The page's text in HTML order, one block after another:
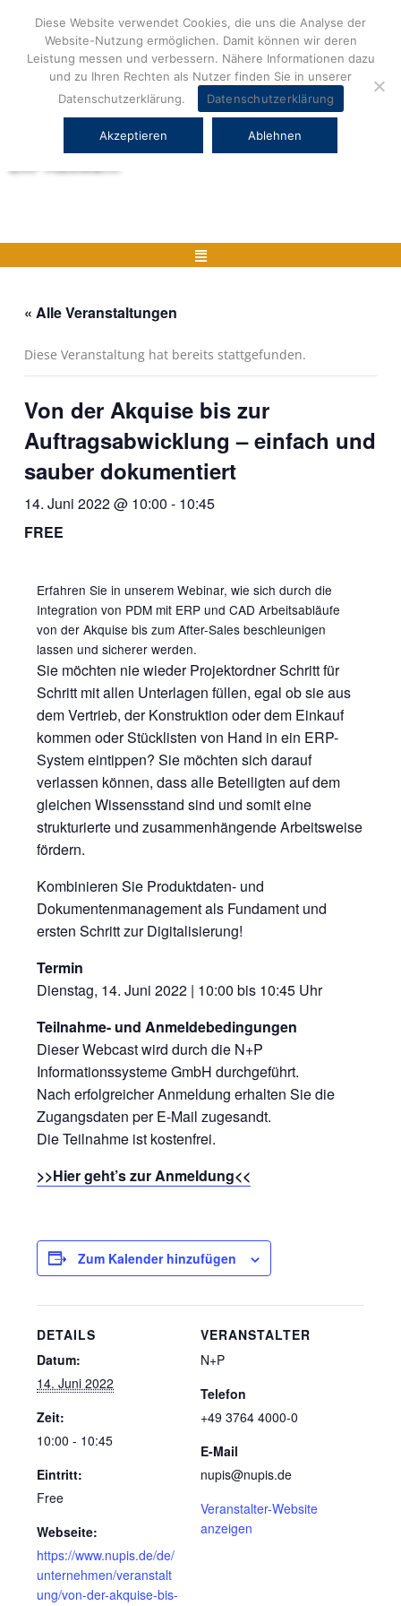
springen
Herstellerneutrale ERP Beratung und
Menü
« Alle Veranstaltungen
Diese Veranstaltung hat bereits stattgefunden.
Von der Akquise bis zur
Auftragsabwicklung – einfach und
sauber dokumentiert
14. Juni 2022 @ 10:00 - 10:45
FREE
Erfahren Sie in unserem Webinar, wie sich durch die
Integration von PDM mit ERP und CAD Arbeitsabläufe
von der Akquise bis zum After-Sales beschleunigen
lassen und sicherer werden.
Sie möchten nie wieder Projektordner Schritt für
Schritt mit allen Unterlagen füllen, egal ob sie aus
dem Vertrieb, der Konstruktion oder dem Einkauf
kommen oder Stücklisten von Hand in ein ERP-
System eintippen? Sie möchten sich darauf
verlassen können, dass alle Beteiligten auf dem
gleichen Wissensstand sind und somit eine
strukturierte und zusammenhängende Arbeitsweise
fördern.
Kombinieren Sie Produktdaten- und
Dokumentenmanagement als Fundament und
ersten Schritt zur Digitalisierung!
Termin
Dienstag, 14. Juni 2022 | 10:00 bis 10:45 Uhr
Teilnahme- und Anmeldebedingungen
Dieser Webcast wird durch die N+P
Informationssysteme GmbH durchgeführt.
Nach erfolgreicher Anmeldung erhalten Sie die
Zugangsdaten per E-Mail zugesandt.
Die Teilnahme ist kostenfrei.
>>Hier geht’s zur Anmeldung<<
Zum Kalender hinzufügen
DETAILS
Datum:
14. Juni 2022
Zeit:
10:00 - 10:45
Eintritt:
Free
Webseite:
https://www.nupis.de/de/
unternehmen/veranstalt
ung/von-der-akquise-bis-
VERANSTALTER
N+P
Telefon
+49 3764 4000-0
E-Mail
nupis@nupis.de
Veranstalter-Website
anzeigen
Diese Website verwendet Cookies, die uns die Analyse der
Website-Nutzung ermöglichen. Damit können wir deren
Leistung messen und verbessern. Nähere Informationen dazu
und zu Ihren Rechten als Nutzer finden Sie in unserer
Datenschutzerklärung.
Datenschutzerklärung
Akzeptieren Ablehnen